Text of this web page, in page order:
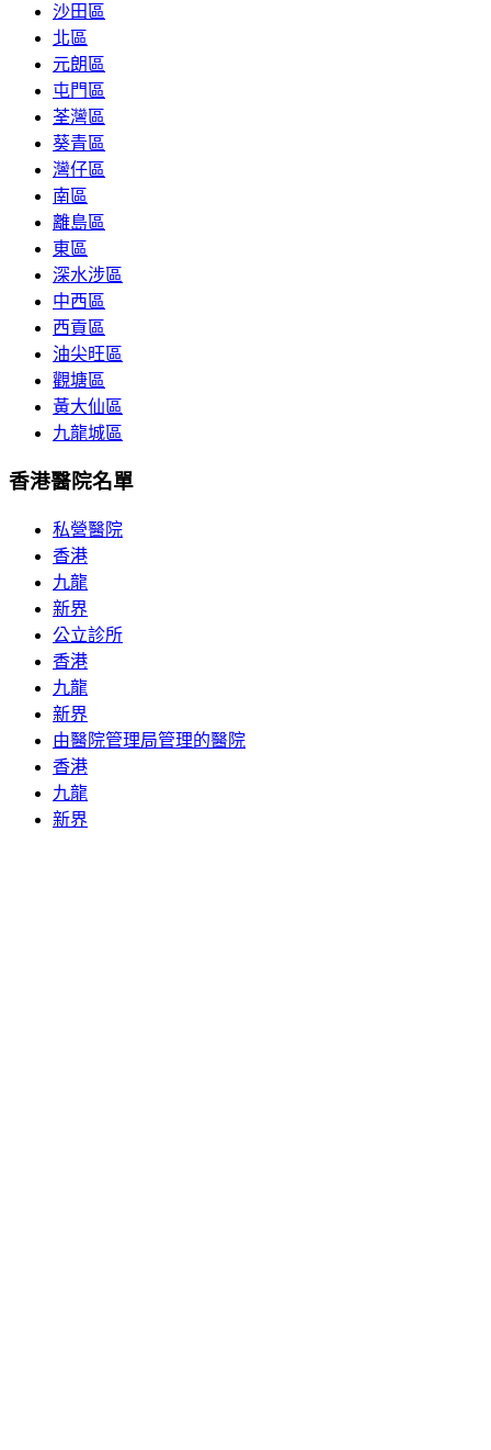
沙田區
北區
元朗區
屯門區
荃灣區
葵青區
灣仔區
南區
離島區
東區
深水涉區
中西區
西貢區
油尖旺區
觀塘區
黃大仙區
九龍城區
香港醫院名單
私營醫院
香港
九龍
新界
公立診所
香港
九龍
新界
由醫院管理局管理的醫院
香港
九龍
新界